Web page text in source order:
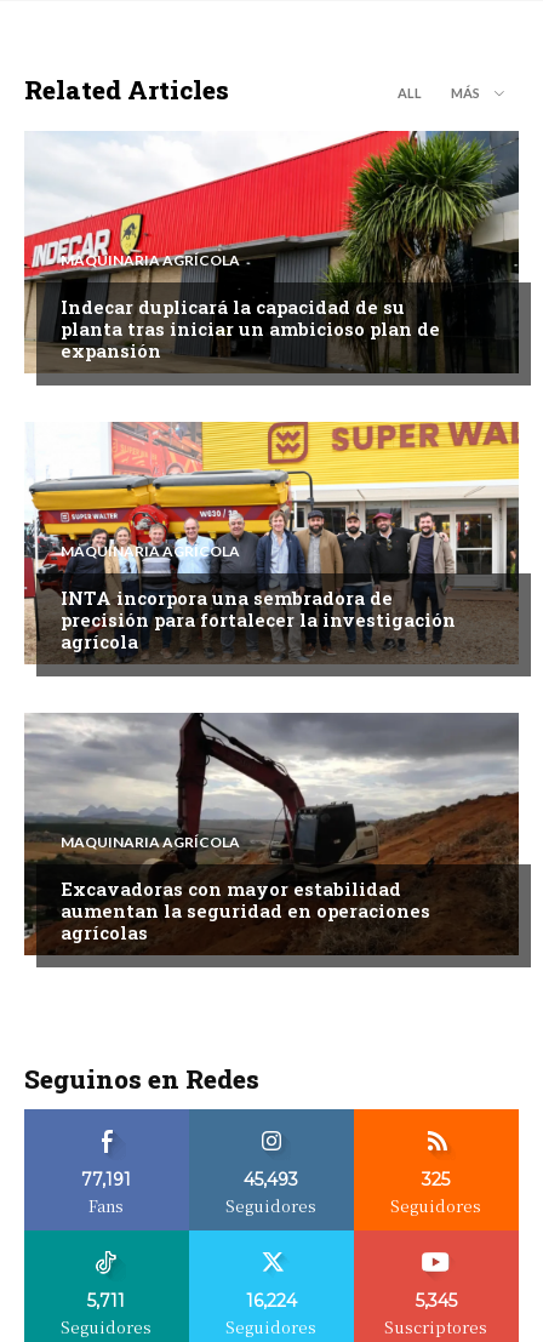
Related Articles ALL MÁS
MAQUINARIA AGRÍCOLA
Indecar duplicará la capacidad de su
planta tras iniciar un ambicioso plan de
expansión
MAQUINARIA AGRÍCOLA
INTA incorpora una sembradora de
precisión para fortalecer la investigación
agrícola
MAQUINARIA AGRÍCOLA
Excavadoras con mayor estabilidad
aumentan la seguridad en operaciones
agrícolas
Seguinos en Redes
77,191
Fans
45,493
Seguidores
325
Seguidores
5,711
Seguidores
16,224
Seguidores
5,345
Suscriptores